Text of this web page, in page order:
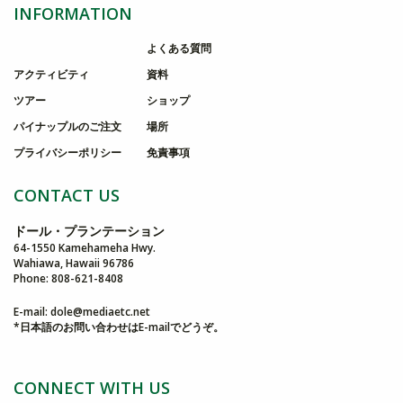
INFORMATION
アクティビティ
ツアー
パイナップルのご注文
プライバシーポリシー
よくある質問
資料
ショップ
場所
免責事項
CONTACT US
ドール・プランテーション
64-1550 Kamehameha Hwy.
Wahiawa, Hawaii 96786
Phone: 808-621-8408
E-mail: dole@mediaetc.net
*日本語のお問い合わせはE-mailでどうぞ。
CONNECT WITH US